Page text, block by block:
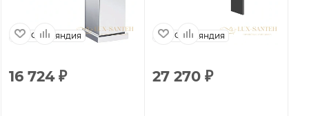
Финляндия
16 724₽
Финляндия
27 270 ₽